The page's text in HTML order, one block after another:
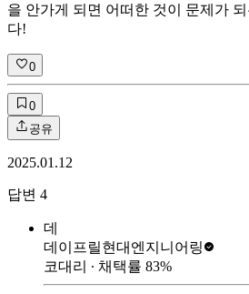
을 안가게 되면 어떠한 것이 문제가
다!
0
0
공유
2025.01.12
답변 4
데
데이프릴현대엔지니어링
코대리 ∙ 채택률 83%